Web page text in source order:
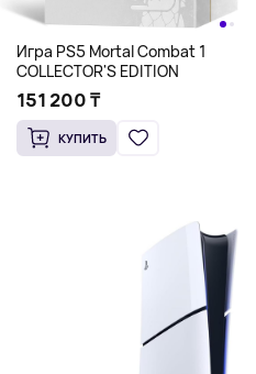
Игра PS5 Mortal Combat 1
COLLECTOR'S EDITION
151 200 ₸
КУПИТЬ